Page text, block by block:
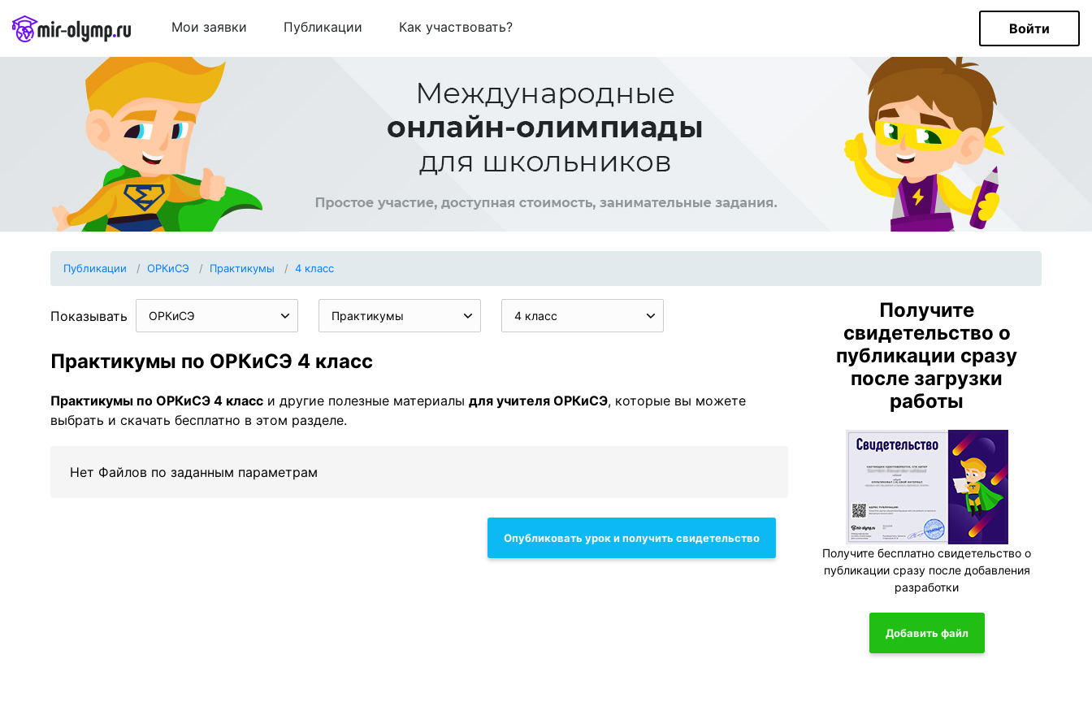
Мои заявки Публикации Как участвовать? Войти
Публикации ОРКиСЭ Практикумы 4 класс
Показывать ОРКиСЭ Практикумы 4 класс
Практикумы по ОРКиСЭ 4 класс
Практикумы по ОРКиСЭ 4 класс и другие полезные материалы для учителя ОРКиСЭ, которые вы можете
выбрать и скачать бесплатно в этом разделе.
Нет Файлов по заданным параметрам
Опубликовать урок и получить свидетельство
Получите
свидетельство о
публикации сразу
после загрузки
работы
Получите бесплатно свидетельство о
публикации сразу после добавления
разработки
Добавить файл